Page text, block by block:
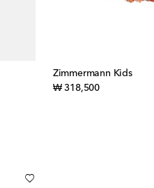
Zimmermann Kids
₩ 318,500original price